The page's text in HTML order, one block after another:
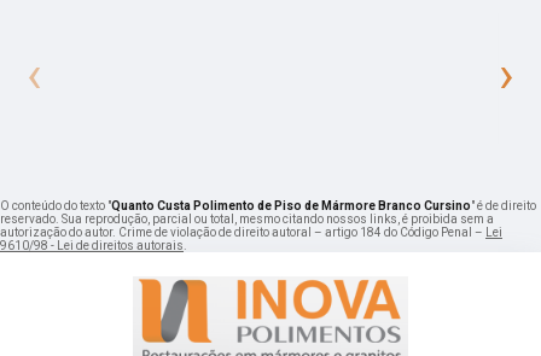
‹ ›
O conteúdo do texto "Quanto Custa Polimento de Piso de Mármore Branco Cursino" é de direito
reservado. Sua reprodução, parcial ou total, mesmo citando nossos links, é proibida sem a
autorização do autor. Crime de violação de direito autoral – artigo 184 do Código Penal –
Lei
9610/98 - Lei de direitos autorais